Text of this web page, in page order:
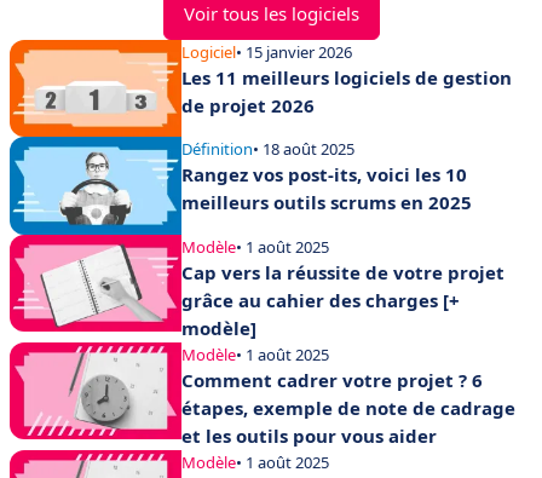
Voir tous les logiciels
Logiciel• 15 janvier 2026
Les 11 meilleurs logiciels de gestion
de projet 2026
Définition• 18 août 2025
Rangez vos post-its, voici les 10
meilleurs outils scrums en 2025
Modèle• 1 août 2025
Cap vers la réussite de votre projet
grâce au cahier des charges [+
modèle]
Modèle• 1 août 2025
Comment cadrer votre projet ? 6
étapes, exemple de note de cadrage
et les outils pour vous aider
Modèle• 1 août 2025